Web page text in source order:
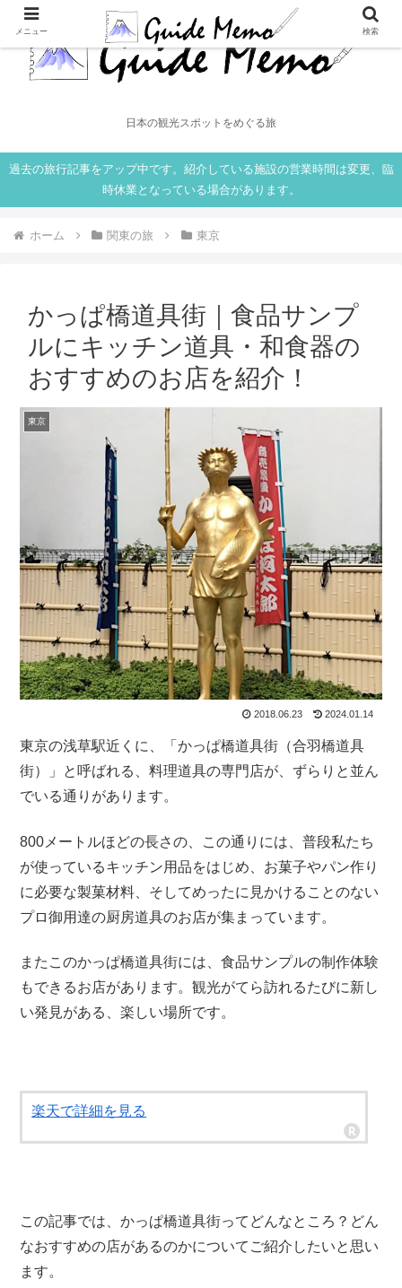
日本の観光スポットをめぐる旅
過去の旅行記事をアップ中です。紹介している施設の営業時間は変更、臨
時休業となっている場合があります。
ホーム 関東の旅 東京
かっぱ橋道具街｜食品サンプ
ルにキッチン道具・和食器の
おすすめのお店を紹介！
東京
2018.06.23 2024.01.14
東京の浅草駅近くに、「かっぱ橋道具街（合羽橋道具
街）
」と呼ばれる、料理道具の専門店が、ずらりと並ん
でいる通りがあります。
800メートルほどの長さの、この通りには、普段私たち
が使っているキッチン用品をはじめ、お菓子やパン作り
に必要な製菓材料、そしてめったに見かけることのない
プロ御用達の厨房道具のお店が集まっています。
またこのかっぱ橋道具街には、食品サンプルの制作体験
もできるお店があります。観光がてら訪れるたびに新し
い発見がある、楽しい場所です。
楽天で詳細を見る
この記事では、かっぱ橋道具街ってどんなところ？ どん
なおすすめの店があるのかについてご紹介したいと思い
ます。
メニュー 検索